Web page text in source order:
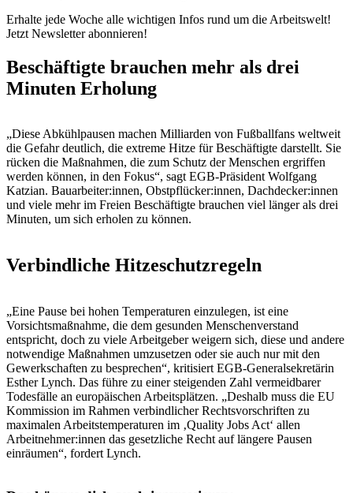
Erhalte jede Woche alle wichtigen Infos rund um die Arbeitswelt!
Jetzt Newsletter abonnieren!
Beschäftigte brauchen mehr als drei
Minuten Erholung
„Diese Abkühlpausen machen Milliarden von Fußballfans weltweit
die Gefahr deutlich, die extreme Hitze für Beschäftigte darstellt. Sie
rücken die Maßnahmen, die zum Schutz der Menschen ergriffen
werden können, in den Fokus“, sagt EGB-Präsident Wolfgang
Katzian. Bauarbeiter:innen, Obstpflücker:innen, Dachdecker:innen
und viele mehr im Freien Beschäftigte brauchen viel länger als drei
Minuten, um sich erholen zu können.
Verbindliche Hitzeschutzregeln
„Eine Pause bei hohen Temperaturen einzulegen, ist eine
Vorsichtsmaßnahme, die dem gesunden Menschenverstand
entspricht, doch zu viele Arbeitgeber weigern sich, diese und andere
notwendige Maßnahmen umzusetzen oder sie auch nur mit den
Gewerkschaften zu besprechen“, kritisiert EGB-Generalsekretärin
Esther Lynch. Das führe zu einer steigenden Zahl vermeidbarer
Todesfälle an europäischen Arbeitsplätzen. „Deshalb muss die EU
Kommission im Rahmen verbindlicher Rechtsvorschriften zu
maximalen Arbeitstemperaturen im ‚Quality Jobs Act‘ allen
Arbeitnehmer:innen das gesetzliche Recht auf längere Pausen
einräumen“, fordert Lynch.